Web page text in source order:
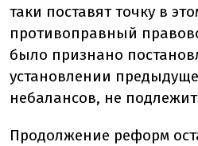
таки поставят точку в
противоправный
было признано
установлении
небалансов, не
Продолжение реформ